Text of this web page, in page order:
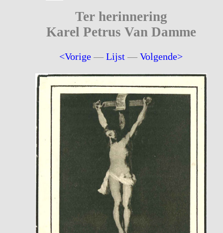
Ter herinnering
Karel Petrus Van Damme
<Vorige —Lijst —Volgende>